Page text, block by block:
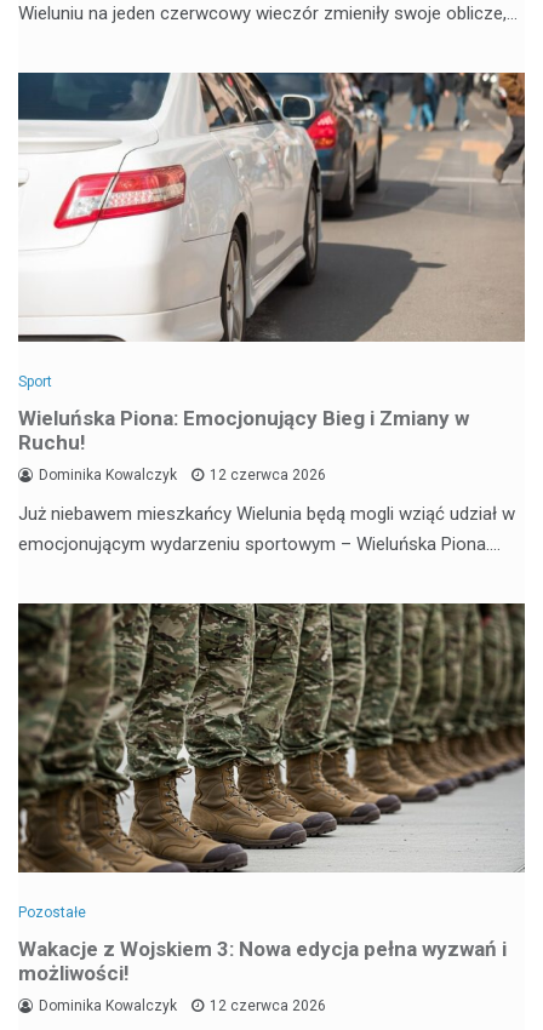
Wieluniu na jeden czerwcowy wieczór zmieniły swoje oblicze,…
Sport
Wieluńska Piona: Emocjonujący Bieg i Zmiany w
Ruchu!
Dominika Kowalczyk 12 czerwca 2026
Już niebawem mieszkańcy Wielunia będą mogli wziąć udział w
emocjonującym wydarzeniu sportowym – Wieluńska Piona.…
Pozostałe
Wakacje z Wojskiem 3: Nowa edycja pełna wyzwań i
możliwości!
Dominika Kowalczyk 12 czerwca 2026